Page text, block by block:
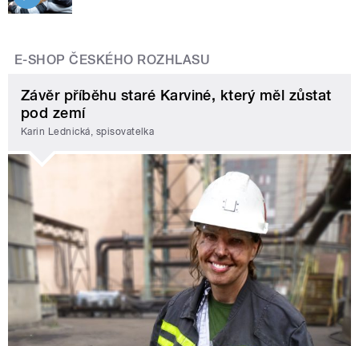
E-SHOP ČESKÉHO ROZHLASU
Závěr příběhu staré Karviné, který měl zůstat
pod zemí
Karin Lednická, spisovatelka